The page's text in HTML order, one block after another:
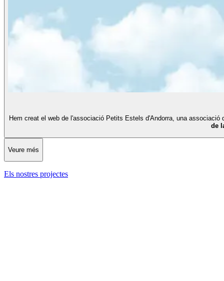
Hem creat el web de l'associació Petits Estels d'Andorra, una
de
Veure més
Els nostres projectes